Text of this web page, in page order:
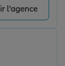
l'agence